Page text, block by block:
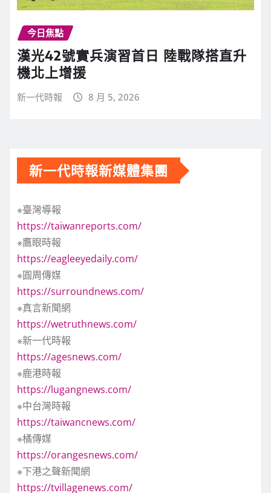
今日焦點
漢光42號實兵演習首日 陸戰隊搭直升
機北上增援
新一代時報 8 月 5, 2026
新一代時報新媒體集團
※臺灣導報
https://taiwanreports.com/
※鷹眼時報
https://eagleeyedaily.com/
※圓周傳媒
https://surroundnews.com/
※真言新聞網
https://wetruthnews.com/
※新一代時報
https://agesnews.com/
※鹿港時報
https://lugangnews.com/
※中台灣時報
https://taiwancnews.com/
※橘傳媒
https://orangesnews.com/
※下港之聲新聞網
https://tvillagenews.com/